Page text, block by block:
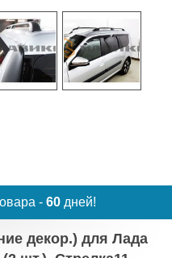
- 60 дней!
декор.) для Лада